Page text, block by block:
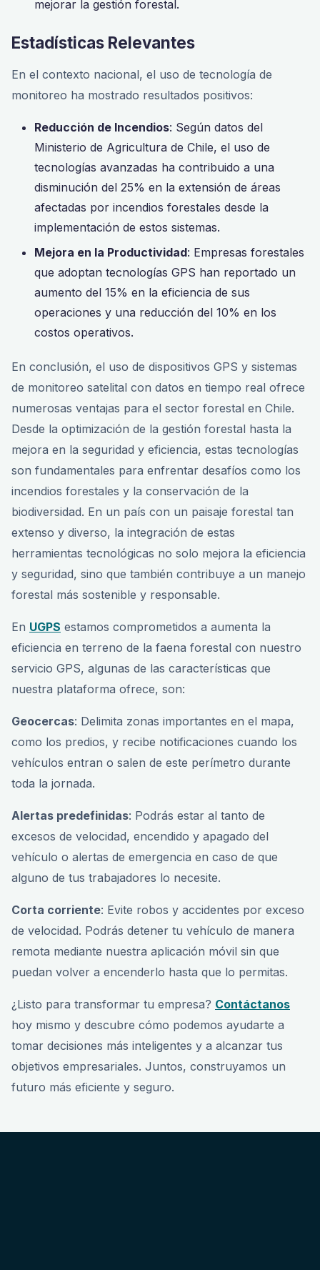
mejorar la gestión forestal.
Estadísticas Relevantes
En el contexto nacional, el uso de tecnología de
monitoreo ha mostrado resultados positivos:
Reducción de Incendios: Según datos del
Ministerio de Agricultura de Chile, el uso de
tecnologías avanzadas ha contribuido a una
disminución del 25% en la extensión de áreas
afectadas por incendios forestales desde la
implementación de estos sistemas.
Mejora en la Productividad: Empresas forestales
que adoptan tecnologías GPS han reportado un
aumento del 15% en la eficiencia de sus
operaciones y una reducción del 10% en los
costos operativos.
En conclusión, el uso de dispositivos GPS y sistemas
de monitoreo satelital con datos en tiempo real ofrece
numerosas ventajas para el sector forestal en Chile.
Desde la optimización de la gestión forestal hasta la
mejora en la seguridad y eficiencia, estas tecnologías
son fundamentales para enfrentar desafíos como los
incendios forestales y la conservación de la
biodiversidad. En un país con un paisaje forestal tan
extenso y diverso, la integración de estas
herramientas tecnológicas no solo mejora la eficiencia
y seguridad, sino que también contribuye a un manejo
forestal más sostenible y responsable.
En UGPS estamos comprometidos a aumenta la
eficiencia en terreno de la faena forestal con nuestro
servicio GPS, algunas de las características que
nuestra plataforma ofrece, son:
Geocercas: Delimita zonas importantes en el mapa,
como los predios, y recibe notificaciones cuando los
vehículos entran o salen de este perímetro durante
toda la jornada.
Alertas predefinidas: Podrás estar al tanto de
excesos de velocidad, encendido y apagado del
vehículo o alertas de emergencia en caso de que
alguno de tus trabajadores lo necesite.
Corta corriente: Evite robos y accidentes por exceso
de velocidad. Podrás detener tu vehículo de manera
remota mediante nuestra aplicación móvil sin que
puedan volver a encenderlo hasta que lo permitas.
¿Listo para transformar tu empresa? Contáctanos
hoy mismo y descubre cómo podemos ayudarte a
tomar decisiones más inteligentes y a alcanzar tus
objetivos empresariales. Juntos, construyamos un
futuro más eficiente y seguro.